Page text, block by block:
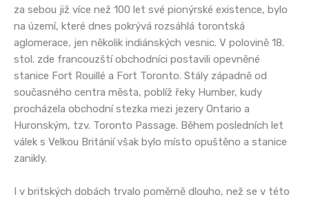
za sebou již více než 100 let své pionýrské existence, bylo
na území, které dnes pokrývá rozsáhlá torontská
aglomerace, jen několik indiánských vesnic. V polovině 18.
stol. zde francouzští obchodníci postavili opevněné
stanice Fort Rouillé a Fort Toronto. Stály západně od
současného centra města, poblíž řeky Humber, kudy
procházela obchodní stezka mezi jezery Ontario a
Huronským, tzv. Toronto Passage. Během posledních let
válek s Velkou Británií však bylo místo opuštěno a stanice
zanikly.
I v britských dobách trvalo poměrně dlouho, než se v této